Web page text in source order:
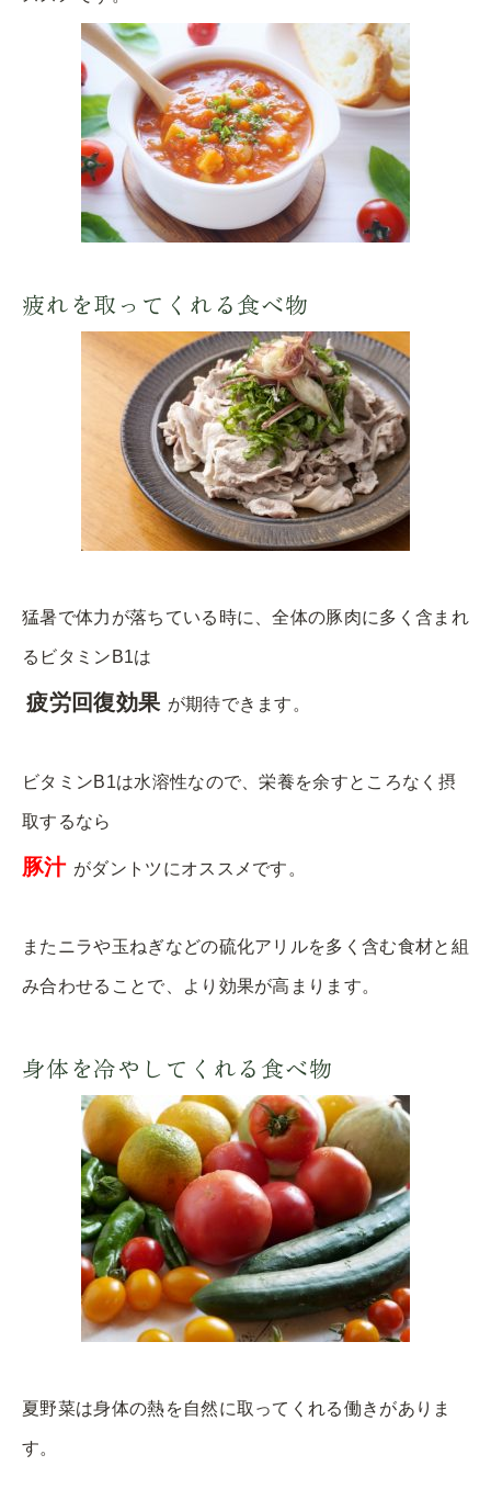
疲れを取ってくれる食べ物
猛暑で体力が落ちている時に、全体の豚肉に多く含まれ
るビタミンB1は
疲労回復効果 が期待できます。
ビタミンB1は水溶性なので、栄養を余すところなく摂
取するなら
豚汁 がダントツにオススメです。
またニラや玉ねぎなどの硫化アリルを多く含む食材と組
み合わせることで、より効果が高まります。
身体を冷やしてくれる食べ物
夏野菜は身体の熱を自然に取ってくれる働きがありま
す。